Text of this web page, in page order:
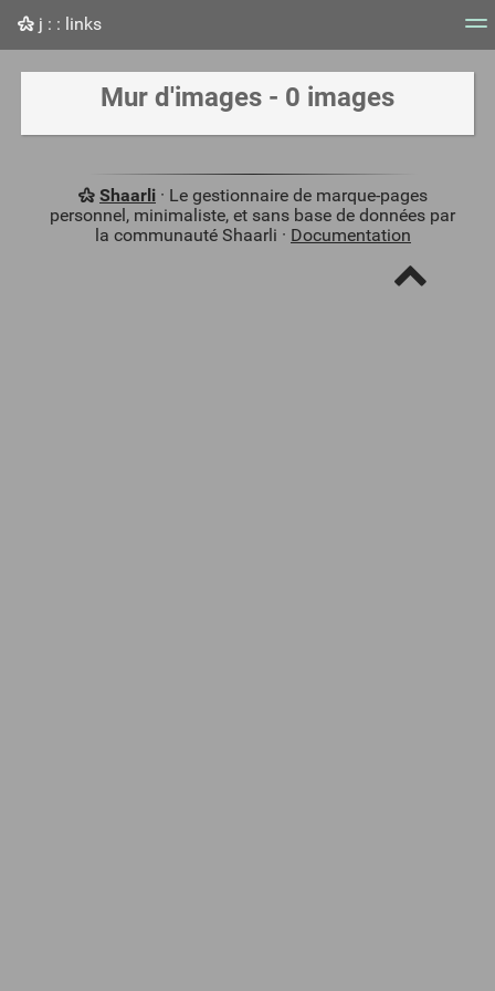
j : : links
Nuage de tags Mur d'images Quotidien Flux
Mur d'images - 0 images
Shaarli· Le gestionnaire de marque-pages
personnel, minimaliste, et sans base de données par
la communauté Shaarli · Documentation